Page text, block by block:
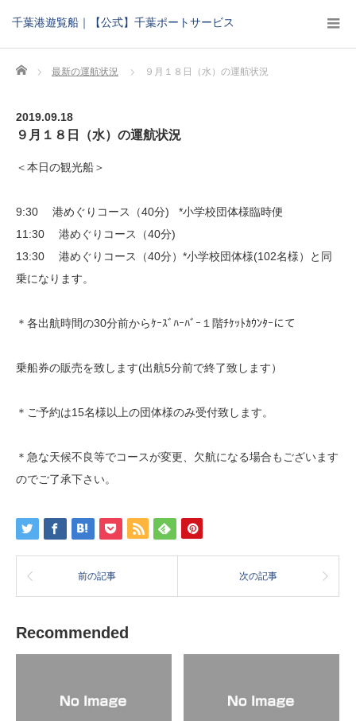
千葉港遊覧船｜【公式】千葉ポートサービス
Home 最新の運航状況 ９月１８日（水）の運航状況
2019.09.18
９月１８日（水）の運航状況
＜本日の観光船＞
9:30 港めぐりコース（40分) *小学校団体様臨時便
11:30 港めぐりコース（40分)
13:30 港めぐりコース（40分）*小学校団体様(102名様）と同
乗になります。
＊各出航時間の30分前からｹｰｽﾞﾊｰﾊﾞｰ１階ﾁｹｯﾄｶｳﾝﾀｰにて
乗船券の販売を致します(出航5分前で終了致します）
＊ご予約は15名様以上の団体様のみ受付致します。
＊急な天候不良等でコースが変更、欠航になる場合もございます
のでご了承下さい。
前の記事 次の記事
Recommended